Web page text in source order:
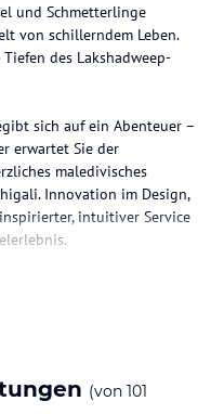
und Schmetterlinge
von schillerndem Leben.
des Lakshadweep-
sich auf ein Abenteuer –
erwartet Sie der
maledivisches
Innovation im Design,
intuitiver Service
Resort liegt inmitten
Wasserflugzeug vom
(von 101